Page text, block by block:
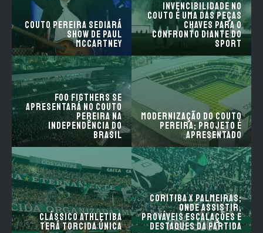
Couto Pereira sediará
show de Paul
McCartney
Invencibilidade no
Couto é uma das peças
chaves para o
confronto diante do
Sport
Foo Figthers se
apresentará no Couto
Pereira na
independência do
Brasil
Modernização do Couto
Pereira; Projeto é
apresentado
Clássico AthleTIBA
terá torcida única
Coritiba x Palmeiras;
onde assistir,
prováveis escalações e
destaques da partida